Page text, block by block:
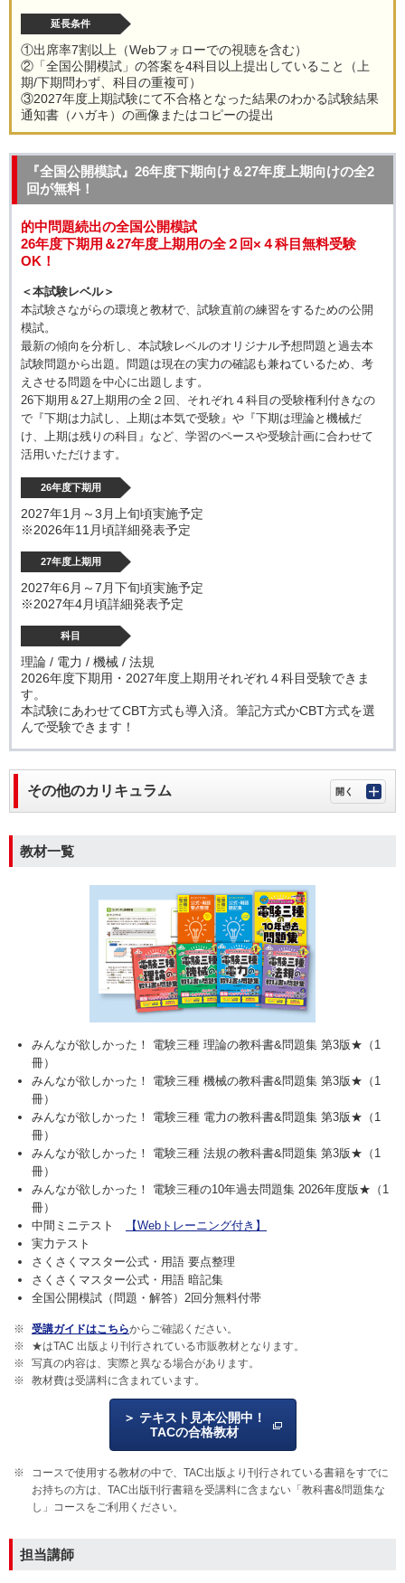
延長条件
①出席率7割以上（Webフォローでの視聴を含む）
②「全国公開模試」の答案を4科目以上提出していること（上
期/下期問わず、科目の重複可）
③2027年度上期試験にて不合格となった結果のわかる試験結果
通知書（ハガキ）の画像またはコピーの提出
『全国公開模試』26年度下期向け＆27年度上期向けの全2
回が無料！
的中問題続出の全国公開模試
26年度下期用＆27年度上期用の全２回×４科目無料受験
OK！
＜本試験レベル＞
本試験さながらの環境と教材で、試験直前の練習をするための公開
模試。
最新の傾向を分析し、本試験レベルのオリジナル予想問題と過去本
試験問題から出題。問題は現在の実力の確認も兼ねているため、考
えさせる問題を中心に出題します。
26下期用＆27上期用の全２回、それぞれ４科目の受験権利付きなの
で『下期は力試し、上期は本気で受験』や『下期は理論と機械だ
け、上期は残りの科目』など、学習のペースや受験計画に合わせて
活用いただけます。
26年度下期用
2027年1月～3月上旬頃実施予定
※2026年11月頃詳細発表予定
27年度上期用
2027年6月～7月下旬頃実施予定
※2027年4月頃詳細発表予定
科目
理論 / 電力 / 機械 / 法規
2026年度下期用・2027年度上期用それぞれ４科目受験できま
す。
本試験にあわせてCBT方式も導入済。筆記方式かCBT方式を選
んで受験できます！
その他のカリキュラム
教材一覧
みんなが欲しかった！ 電験三種 理論の教科書&問題集 第3版★（1
冊）
みんなが欲しかった！ 電験三種 機械の教科書&問題集 第3版★（1
冊）
みんなが欲しかった！ 電験三種 電力の教科書&問題集 第3版★（1
冊）
みんなが欲しかった！ 電験三種 法規の教科書&問題集 第3版★（1
冊）
みんなが欲しかった！ 電験三種の10年過去問題集 2026年度版★（1
冊）
中間ミニテスト
【Webトレーニング付き】
実力テスト
さくさくマスター公式・用語 要点整理
さくさくマスター公式・用語 暗記集
全国公開模試（問題・解答）2回分無料付帯
受講ガイドはこちらからご確認ください。
★はTAC 出版より刊行されている市販教材となります。
写真の内容は、実際と異なる場合があります。
教材費は受講料に含まれています。
テキスト見本公開中！
TACの合格教材
コースで使用する教材の中で、TAC出版より刊行されている書籍をすでに
お持ちの方は、TAC出版刊行書籍を受講料に含まない「教科書&問題集な
し」コースをご利用ください。
担当講師